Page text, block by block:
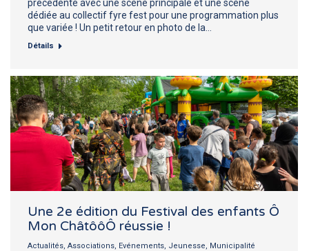
précédente avec une scène principale et une scène
dédiée au collectif fyre fest pour une programmation plus
que variée ! Un petit retour en photo de la…
Détails
Une 2e édition du Festival des enfants Ô
Mon ChâtôôÔ réussie !
Actualités, Associations, Evénements, Jeunesse, Municipalité